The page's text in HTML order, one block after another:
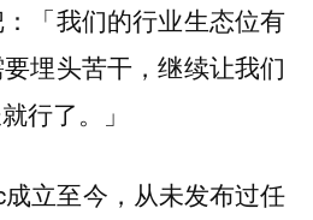
「我们的行业生态位有
埋头苦干，继续让我们
行了。」
立至今，从未发布过任